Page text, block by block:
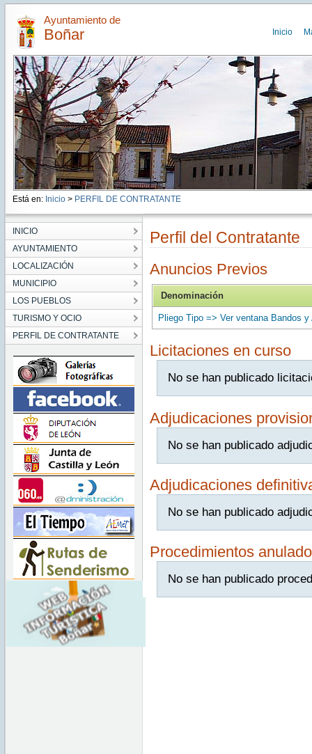
Ayuntamiento de
Boñar Inicio
Está en: Inicio > PERFIL DE CONTRATANTE
INICIO
AYUNTAMIENTO
LOCALIZACIÓN
MUNICIPIO
LOS PUEBLOS
TURISMO Y OCIO
PERFIL DE CONTRATANTE
Perfil del Contratante
Anuncios Previos
Denominación
Pliego Tipo => Ver ventana Bandos y
Licitaciones en curso
No se han publicado
Adjudicaciones
No se han publicado
Adjudicaciones
No se han publicado
Procedimientos
No se han publicado